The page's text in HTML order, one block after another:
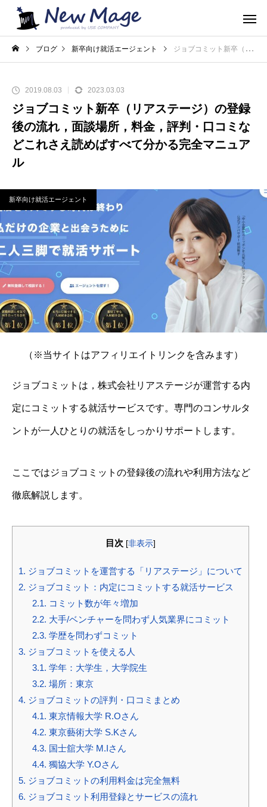
ブログ 新卒向け就活エージェント ジョブコミット新卒（リアステージ）の登録後の流れ，面談場所，料金，評判・口コミなどこれさえ読めばすべて分かる完全マニュアル
2019.08.03 2023.03.03
ジョブコミット新卒（リアステージ）の登録
後の流れ，面談場所，料金，評判・口コミな
どこれさえ読めばすべて分かる完全マニュア
ル
新卒向け就活エージェント
（※当サイトはアフィリエイトリンクを含みます）
ジョブコミットは，株式会社リアステージが運営する内
定にコミットする就活サービスです。専門のコンサルタ
ントが一人ひとりの就活をしっかりサポートします。
ここではジョブコミットの登録後の流れや利用方法など
徹底解説します。
目次 [非表示]
1. ジョブコミットを運営する「リアステージ」について
2. ジョブコミット：内定にコミットする就活サービス
2.1. コミット数が年々増加
2.2. 大手/ベンチャーを問わず人気業界にコミット
2.3. 学歴を問わずコミット
3. ジョブコミットを使える人
3.1. 学年：大学生，大学院生
3.2. 場所：東京
4. ジョブコミットの評判・口コミまとめ
4.1. 東京情報大学 R.Oさん
4.2. 東京藝術大学 S.Kさん
4.3. 国士舘大学 M.Iさん
4.4. 獨協大学 Y.Oさん
5. ジョブコミットの利用料金は完全無料
6. ジョブコミット利用登録とサービスの流れ